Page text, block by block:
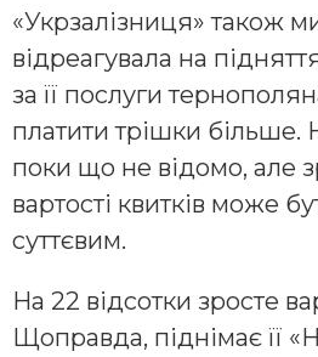
«Укрзалізниця» також
відреагувала на
за її послуги
платити трішки більше.
поки що не відомо, але
вартості квитків може
суттєвим.
На 22 відсотки зросте
Щоправда, піднімає її